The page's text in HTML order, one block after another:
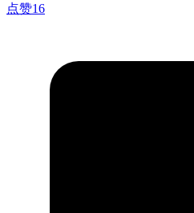
点赞16